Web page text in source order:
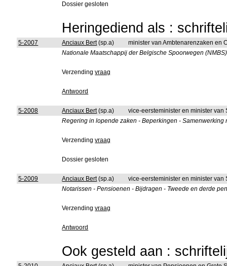
Dossier gesloten
Heringediend als :
5-2007 Anciaux Bert(sp.a)
minister van Ambtenarenzaken en
Nationale Maatschappij der Belgische Spoorwegen
Verzendingvraag
Antwoord
5-2008 Anciaux Bert(sp.a)
vice-eersteminister en minister
Regering in lopende zaken - Beperkingen - Samenwerking
Verzendingvraag
Dossier gesloten
5-2009 Anciaux Bert(sp.a)
vice-eersteminister en minister
Notarissen - Pensioenen - Bijdragen - Tweede en derde
Verzendingvraag
Antwoord
Ook gesteld aan :